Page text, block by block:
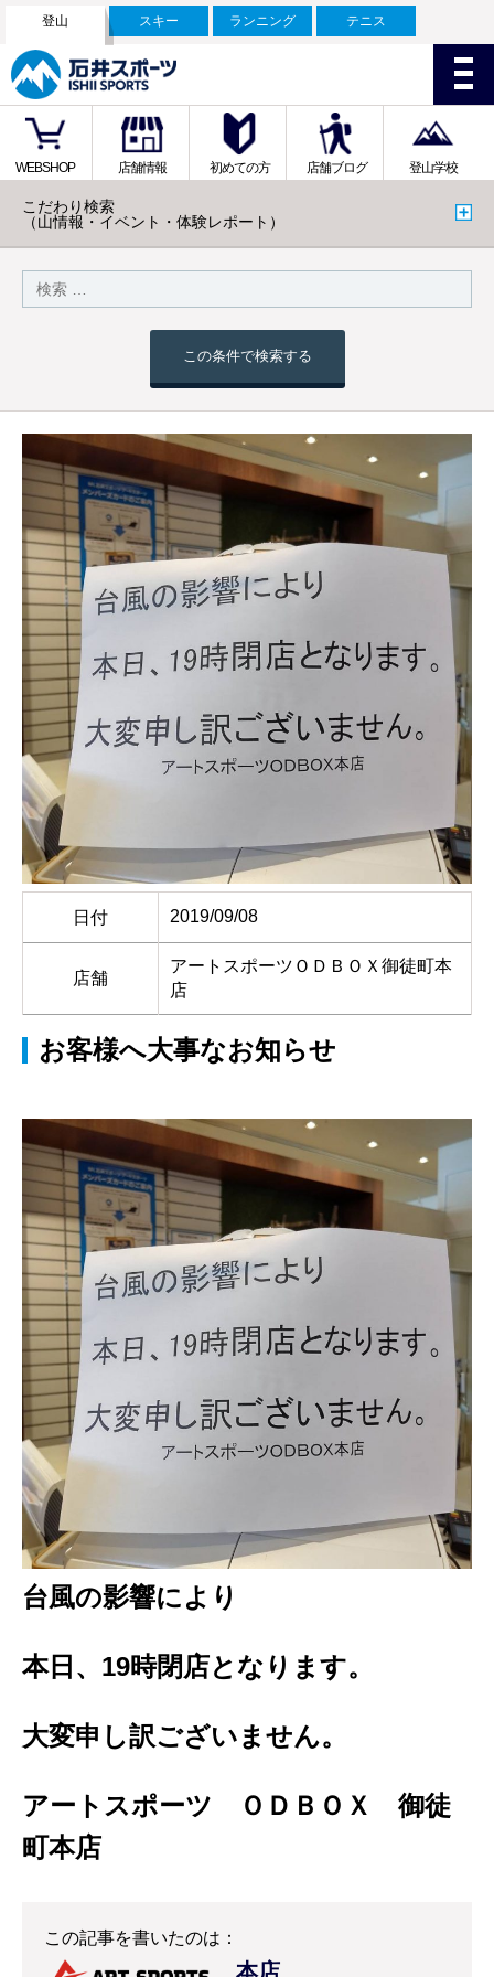
登山 スキー ランニング テニス
WEBSHOP 店舗情報 初めての方 店舗ブログ 登山学校
こだわり検索
（山情報・イベント・体験レポート）
この条件で検索する
日付 2019/09/08
店舗
アートスポーツＯＤＢＯＸ御徒町本
店
お客様へ大事なお知らせ
台風の影響により
本日、19時閉店となります。
大変申し訳ございません。
アートスポーツ ＯＤＢＯＸ 御徒
町本店
この記事を書いたのは：
本店